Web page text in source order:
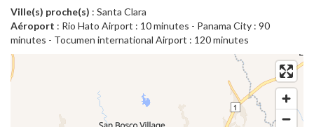
Ville(s) proche(s) : Santa Clara
Aéroport : Rio Hato Airport : 10 minutes - Panama City : 90
minutes - Tocumen international Airport : 120 minutes